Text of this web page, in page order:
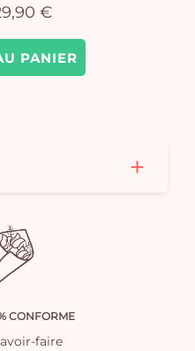
PANIER
€
CONFORME
faire